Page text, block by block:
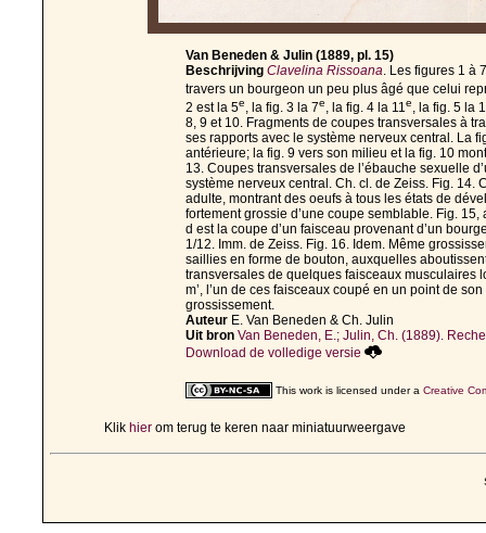
Van Beneden & Julin (1889, pl. 15)
Beschrijving Clavelina Rissoana. Les figures 1 à
travers un bourgeon un peu plus âgé que celui
2 est la 5e, la fig. 3 la 7e, la fig. 4 la 11e, la fig. 5 la
8, 9 et 10. Fragments de coupes transversales à
ses rapports avec le système nerveux central. La
antérieure; la fig. 9 vers son milieu et la fig. 10
13. Coupes transversales de l’ébauche sexuelle
système nerveux central. Ch. cl. de Zeiss. Fig. 14.
adulte, montrant des oeufs à tous les états de
fortement grossie d’une coupe semblable. Fig.
d est la coupe d’un faisceau provenant d’un
1/12. Imm. de Zeiss. Fig. 16. Idem. Même
saillies en forme de bouton, auxquelles
transversales de quelques faisceaux musculaires
m’, l’un de ces faisceaux coupé en un point de
grossissement.
Auteur E. Van Beneden & Ch. Julin
Uit bron Van Beneden, E.; Julin, Ch. (1889).
Download de volledige versie
This work is licensed under a Creative
Klik hier om terug te keren naar miniatuurweergave